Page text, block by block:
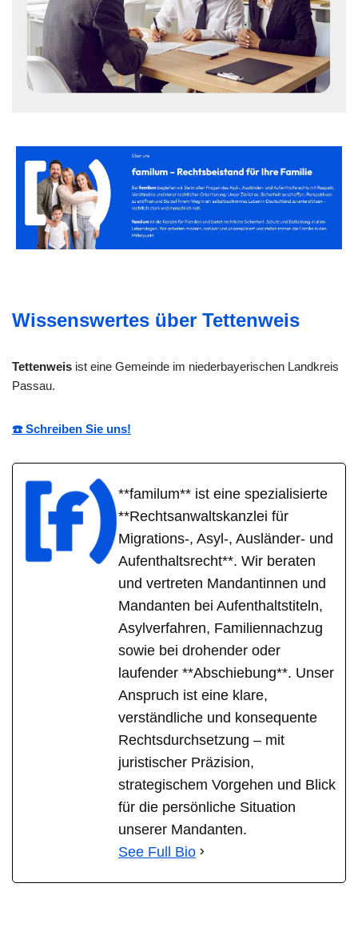
Wissenswertes über Tettenweis
Tettenweis ist eine Gemeinde im niederbayerischen Landkreis
Passau.
☎️ Schreiben Sie uns!
**familum** ist eine spezialisierte
**Rechtsanwaltskanzlei für
Migrations-, Asyl-, Ausländer- und
Aufenthaltsrecht**. Wir beraten
und vertreten Mandantinnen und
Mandanten bei Aufenthaltstiteln,
Asylverfahren, Familiennachzug
sowie bei drohender oder
laufender **Abschiebung**. Unser
Anspruch ist eine klare,
verständliche und konsequente
Rechtsdurchsetzung – mit
juristischer Präzision,
strategischem Vorgehen und Blick
für die persönliche Situation
unserer Mandanten.
See Full Bio